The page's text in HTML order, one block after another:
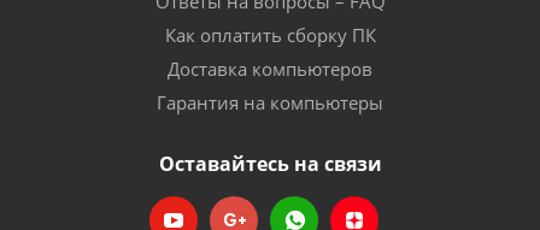
Как оплатить сборку ПК
Доставка компьютеров
Гарантия на компьютеры
Оставайтесь на связи